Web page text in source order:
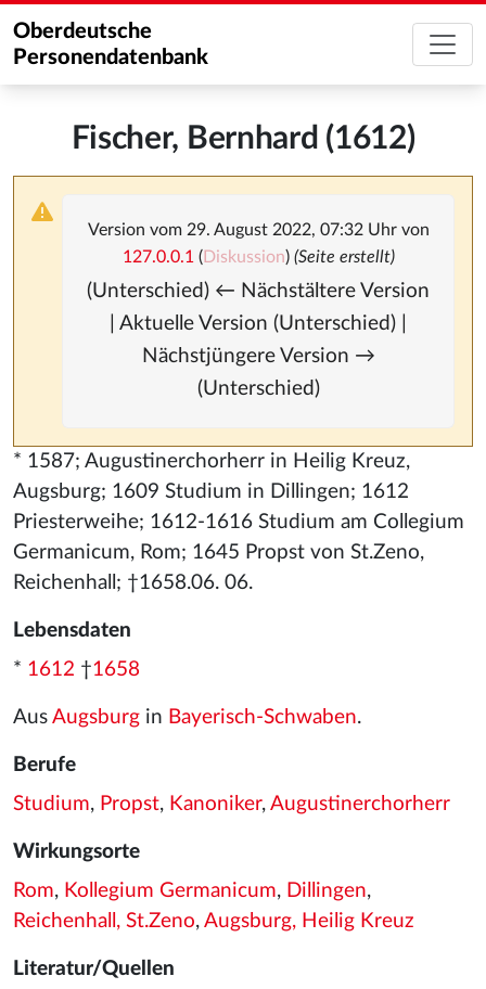
Oberdeutsche
Personendatenbank
Fischer, Bernhard (1612)
Version vom 29. August 2022, 07:32 Uhr von
127.0.0.1 (Diskussion) (Seite erstellt)
(Unterschied) ← Nächstältere Version
| Aktuelle Version (Unterschied) |
Nächstjüngere Version →
(Unterschied)
* 1587; Augustinerchorherr in Heilig Kreuz,
Augsburg; 1609 Studium in Dillingen; 1612
Priesterweihe; 1612-1616 Studium am Collegium
Germanicum, Rom; 1645 Propst von St.Zeno,
Reichenhall; †1658.06. 06.
Lebensdaten
* 1612 †1658
Aus Augsburg in Bayerisch-Schwaben.
Berufe
Studium, Propst, Kanoniker, Augustinerchorherr
Wirkungsorte
Rom, Kollegium Germanicum, Dillingen,
Reichenhall, St.Zeno, Augsburg, Heilig Kreuz
Literatur/Quellen